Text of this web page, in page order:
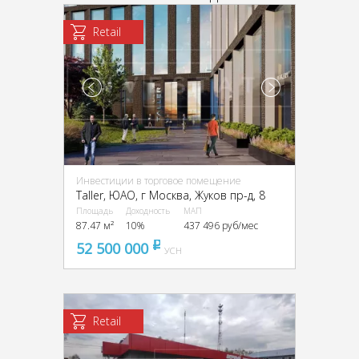
Retail
Инвестиции в торговое помещение
Taller, ЮАО, г Москва, Жуков пр-д, 8
Площадь
87.47 м²
Доходность
10%
МАП
437 496 руб/мес
52 500 000 pуб
УСН
Retail